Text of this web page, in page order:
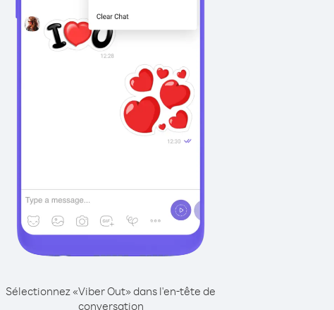
Sélectionnez «Viber Out» dans l'en-tête de
conversation